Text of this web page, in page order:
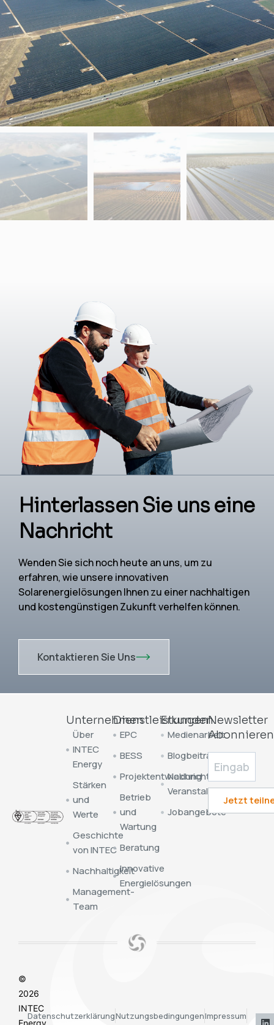
Hinterlassen Sie uns eine
Nachricht
Wenden Sie sich noch heute an uns, um zu
erfahren, wie unsere innovativen
Solarenergielösungen Ihnen zu einer nachhaltigen
und kostengünstigen Zukunft verhelfen können.
Kontaktieren Sie Uns
Unternehmen
Über
INTEC
Energy
Stärken
und
Werte
Geschichte
von INTEC
Nachhaltigkeit
Management-
Team
Dienstleistungen
EPC
BESS
Projektentwicklung
Betrieb
und
Wartung
Beratung
Innovative
Energielösungen
Erkunden
Medienarbeit
Blogbeiträge
Nachrichten &
Veranstaltungen
Jobangebote
Newsletter
Abonnieren
©
2026
INTEC
Energy.
DatenschutzerklärungNutzungsbedingungenImpressum